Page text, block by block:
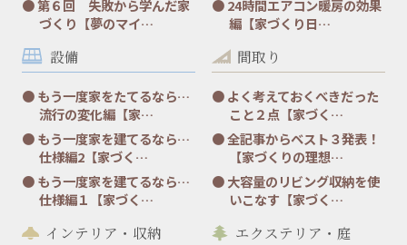
第６回 失敗から学んだ家
づくり【夢のマイ…
24時間エアコン暖房の効果
編【家づくり日…
設備
もう一度家をたてるなら…
流行の変化編【家…
もう一度家を建てるなら…
仕様編2【家づく…
もう一度家を建てるなら…
仕様編１【家づく…
間取り
よく考えておくべきだった
こと２点【家づく…
全記事からベスト３発表！
【家づくりの理想…
大容量のリビング収納を使
いこなす【家づく…
インテリア・収納 エクステリア・庭